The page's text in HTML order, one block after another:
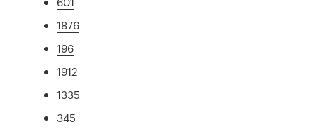
1876
196
1912
1335
345